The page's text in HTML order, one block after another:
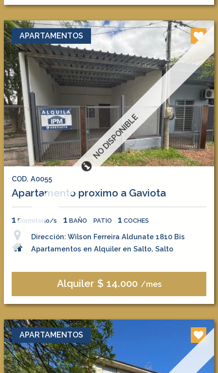
NO DISPONIBLE
APARTAMENTOS
COD. A0055
Apartamento proximo a Gaviota
1 Dormitorio/s 1 BAÑO PATIO 1 COCHES
Dirección: Wilson Ferreira Aldunate 1810 Bis
Apartamentos en Alquiler en Salto, Salto
Alquiler $ 14.000 /mes
APARTAMENTOS